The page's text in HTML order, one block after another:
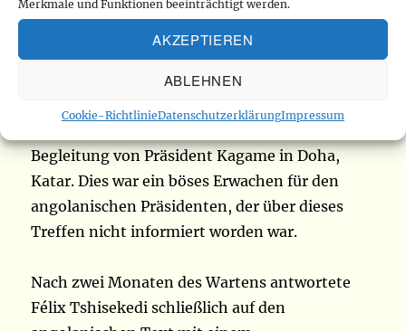
Merkmale und Funktionen beeinträchtigt werden.
AKZEPTIEREN
ABLEHNEN
Cookie-RichtlinieDatenschutzerklärungImpressum
Diese Haltung verärgerte Präsident Lourenço,
Tag, als er in Luanda erwartet wurde, um den
Dialog mit der AFC/M23 aufzunehmen,
Begleitung von Präsident Kagame in Doha,
Katar. Dies war ein böses Erwachen für den
angolanischen Präsidenten, der über dieses
Treffen nicht informiert worden war.
Nach zwei Monaten des Wartens antwortete
Félix Tshisekedi schließlich auf den